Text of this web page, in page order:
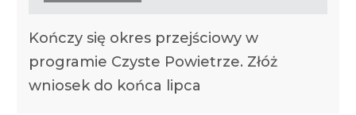
Kończy się okres przejściowy w
programie Czyste Powietrze. Złóż
wniosek do końca lipca